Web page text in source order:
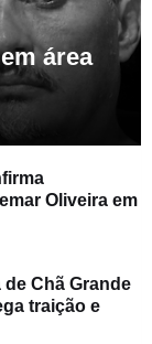
área
Oliveira em
de Chã Grande
traição e